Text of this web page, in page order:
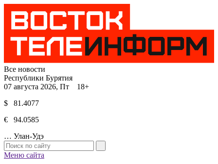
Все новости
Республики Бурятия
07 августа 2026, Пт 18+
$ 81.4077
€ 94.0585
… Улан-Удэ
Меню сайта